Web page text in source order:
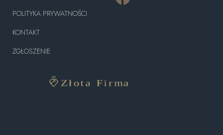
POLITYKA PRYWATNOŚCI
KONTAKT
ZGŁOSZENIE